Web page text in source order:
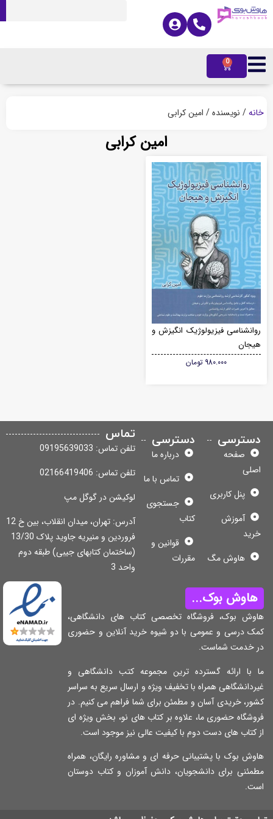
/ نویسنده / امین کرابی
امین کرابی
فیزیولوژیک انگیزش و
980.000 تومان
صفحه
پنل کاربری
آموزش
هاوش مگ
دسترسی
درباره ما
تماس با ما
جستجوی
قوانین و
مقررات
تماس
تلفن تماس: 09195639033
تلفن تماس: 02166419406
لوکیشن در گوگل مپ
آدرس: تهران، میدان انقلاب، بین خ 12
فروردین و منیریه جاوید پلاک 13/30
(ساختمان کتابهای جیبی) طبقه دوم
واحد 3
بوک...
بوک، فروشگاه تخصصی کتاب های دانشگاهی،
درسی و عمومی با دو شیوه خرید آنلاین و حضوری
خدمت شماست.
با ارائه گسترده ترین مجموعه کتب دانشگاهی و
همراه با تخفیف ویژه و ارسال سریع به سراسر
خریدی آسان و مطمئن برای شما فراهم می کنیم. در
حضوری ما، علاوه بر کتاب های نو، بخش ویژه ای
کتاب های دست دوم با کیفیت عالی نیز موجود است.
بوک با پشتیبانی حرفه ای و مشاوره رایگان، همراه
برای دانشجویان، دانش آموزان و کتاب دوستان